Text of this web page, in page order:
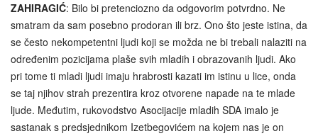
ZAHIRAGIĆ: Bilo bi pretenciozno da odgovorim potvrdno. Ne
smatram da sam posebno prodoran ili brz. Ono što jeste istina, da
se često nekompetentni ljudi koji se možda ne bi trebali nalaziti na
određenim pozicijama plaše svih mladih i obrazovanih ljudi. Ako
pri tome ti mladi ljudi imaju hrabrosti kazati im istinu u lice, onda
se taj njihov strah prezentira kroz otvorene napade na te mlade
ljude. Međutim, rukovodstvo Asocijacije mladih SDA imalo je
sastanak s predsjednikom Izetbegovićem na kojem nas je on